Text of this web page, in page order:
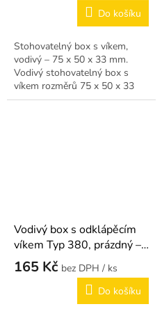
Do košíku
Stohovatelný box s víkem,
vodivý – 75 x 50 x 33 mm.
Vodivý stohovatelný box s
víkem rozměrů 75 x 50 x 33
mm – nižší varianta.
Vodivý box s odklápěcím
víkem Typ 380, prázdný –
185 x 108 x 10 mm
165 Kč
/ ks
Do košíku